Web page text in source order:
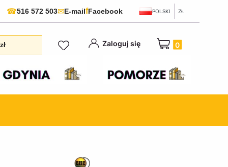
☎516 572 503✉E-mailfFacebook POLSKI ZŁ
Zaloguj się Produkty w